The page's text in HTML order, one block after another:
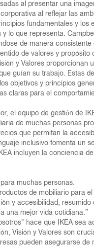
al presentar una
al reflejar las
fundamentales y
lo que representa.
de manera
de valores y
y Valores
guían su trabajo. Estas
objetivos y principios
claras para el
el equipo de gestión de
de muchas personas
que permitan la
inclusivo fomenta un
incluyen la conciencia
muchas personas.
de mobiliario para
y accesibilidad,
una mejor vida cotidiana.”
hace que IKEA sea
Visión y Valores son
pueden asegurarse